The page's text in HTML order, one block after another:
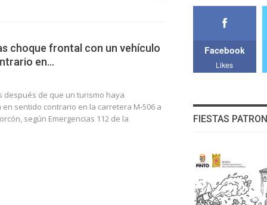
choque frontal con un vehículo
en…
de que un turismo haya
sentido contrario en la carretera M-506 a
según Emergencias 112 de la
Facebook
Likes
FIESTAS